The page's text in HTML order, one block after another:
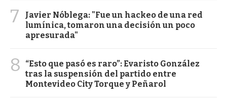
7
Javier Nóblega: "Fue un hackeo de una red
lumínica, tomaron una decisión un poco
apresurada"
8
“Esto que pasó es raro”: Evaristo González
tras la suspensión del partido entre
Montevideo City Torque y Peñarol